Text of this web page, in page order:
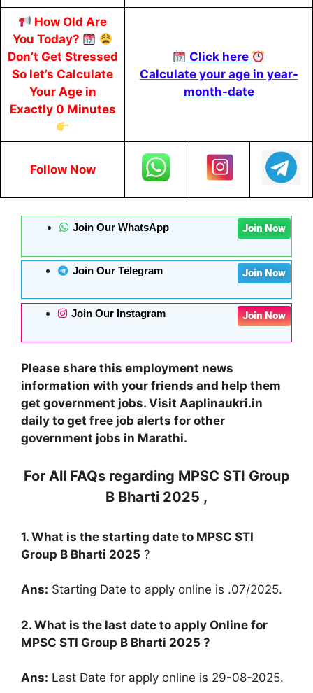
How Old Are
You Today?
Don’t Get Stressed
So let’s Calculate
Your Age in
Exactly 0 Minutes
Click here
Calculate your age in year-
month-date
Follow Now
Join Our WhatsApp Join Now
Join Our Telegram Join Now
Join Our Instagram Join Now
Please share this employment news
information with your friends and help them
get government jobs. Visit Aaplinaukri.in
daily to get free job alerts for other
government jobs in Marathi.
For All FAQs regarding MPSC STI Group
B Bharti 2025 ,
1. What is the starting date to MPSC STI
Group B Bharti 2025 ?
Ans: Starting Date to apply online is .07/2025.
2. What is the last date to apply Online for
MPSC STI Group B Bharti 2025 ?
Ans: Last Date for apply online is 29-08-2025.